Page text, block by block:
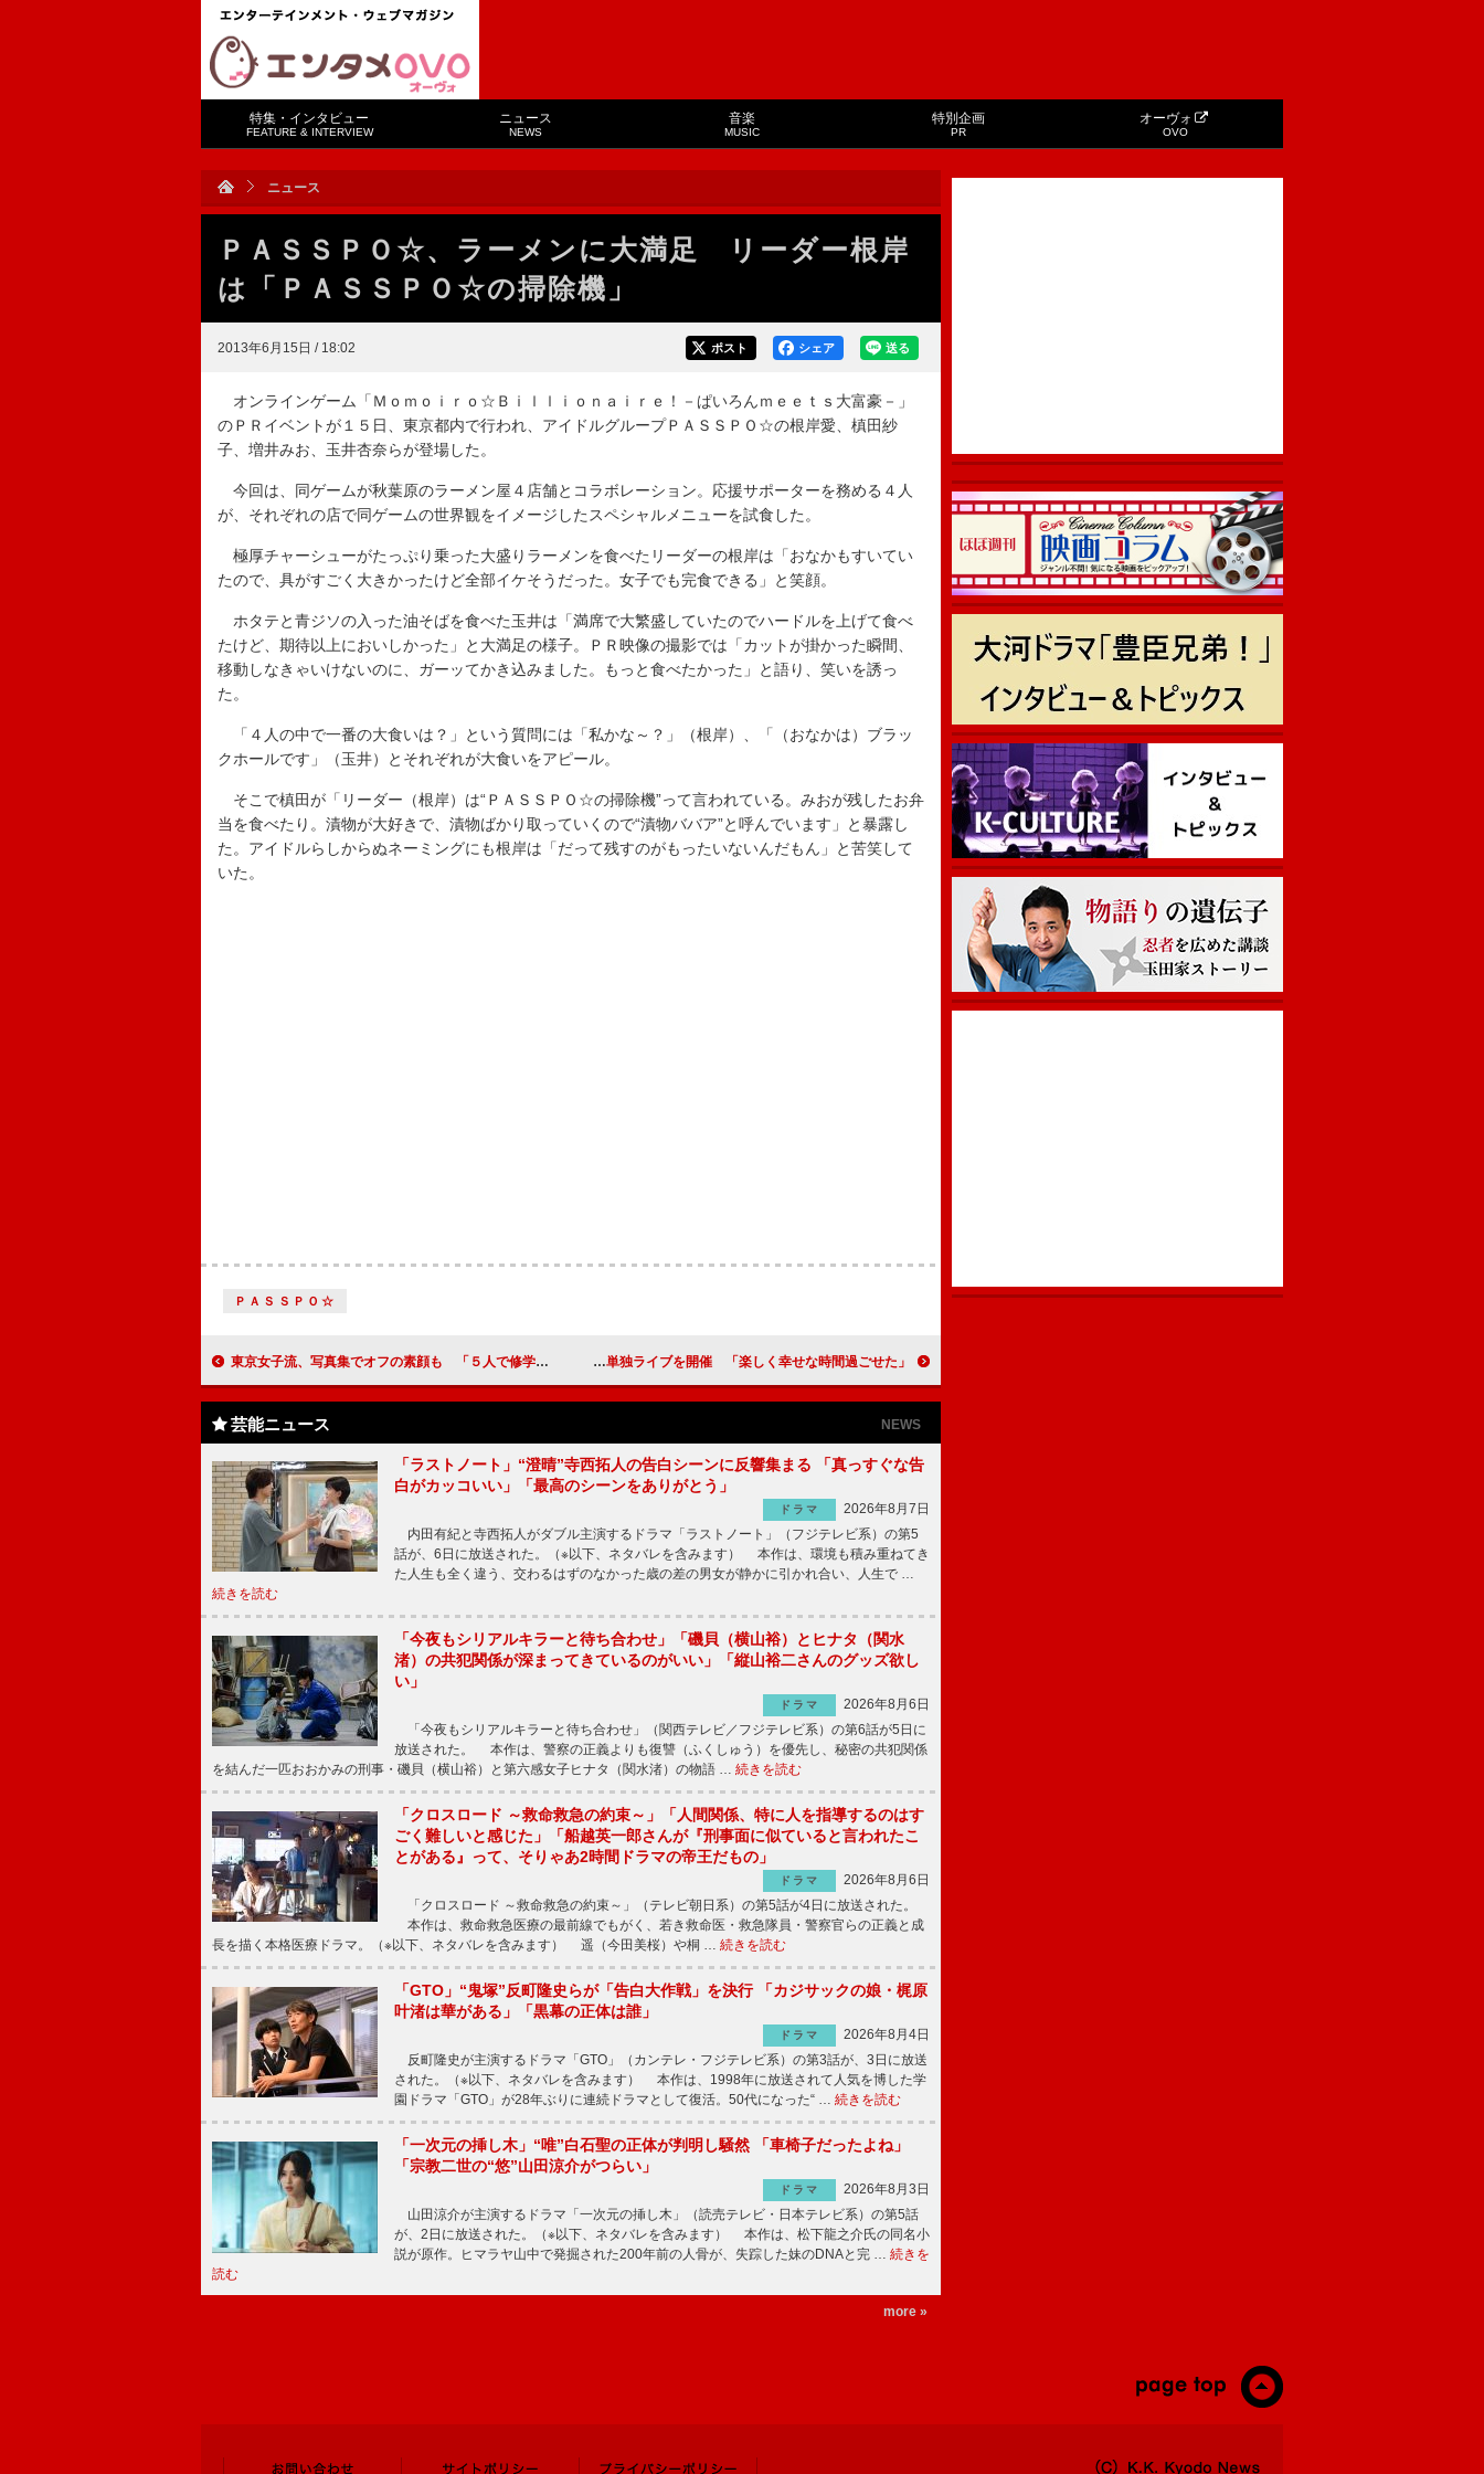
特集・インタビュー
FEATURE & INTERVIEW
ニュース
NEWS
音楽
MUSIC
特別企画
PR
オーヴォ
OVO
ニュース
ＰＡＳＳＰＯ☆、ラーメンに大満足 リーダー根岸
は「ＰＡＳＳＰＯ☆の掃除機」
2013年6月15日 / 18:02 送る
シェア
ポスト
オンラインゲーム「Ｍｏｍｏｉｒｏ☆Ｂｉｌｌｉｏｎａｉｒｅ！－ぱいろんｍｅｅｔｓ大富豪－」
のＰＲイベントが１５日、東京都内で行われ、アイドルグループＰＡＳＳＰＯ☆の根岸愛、槙田紗
子、増井みお、玉井杏奈らが登場した。
今回は、同ゲームが秋葉原のラーメン屋４店舗とコラボレーション。応援サポーターを務める４人
が、それぞれの店で同ゲームの世界観をイメージしたスペシャルメニューを試食した。
極厚チャーシューがたっぷり乗った大盛りラーメンを食べたリーダーの根岸は「おなかもすいてい
たので、具がすごく大きかったけど全部イケそうだった。女子でも完食できる」と笑顔。
ホタテと青ジソの入った油そばを食べた玉井は「満席で大繁盛していたのでハードルを上げて食べ
たけど、期待以上においしかった」と大満足の様子。ＰＲ映像の撮影では「カットが掛かった瞬間、
移動しなきゃいけないのに、ガーッてかき込みました。もっと食べたかった」と語り、笑いを誘っ
た。
「４人の中で一番の大食いは？」という質問には「私かな～？」（根岸）、「（おなかは）ブラッ
クホールです」（玉井）とそれぞれが大食いをアピール。
そこで槙田が「リーダー（根岸）は“ＰＡＳＳＰＯ☆の掃除機”って言われている。みおが残したお弁
当を食べたり。漬物が大好きで、漬物ばかり取っていくので“漬物ババア”と呼んでいます」と暴露し
た。アイドルらしからぬネーミングにも根岸は「だって残すのがもったいないんだもん」と苦笑して
いた。
ＰＡＳＳＰＯ☆
東京女子流、写真集でオフの素顔も 「５人で修学旅行に行くなら海外」 塩ノ谷早耶香が初の単独ライブを開催 「楽しく幸せな時間過ごせた」
芸能ニュース NEWS
「ラストノート」“澄晴”寺西拓人の告白シーンに反響集まる 「真っすぐな告
白がカッコいい」「最高のシーンをありがとう」
ドラマ
2026年8月7日
内田有紀と寺西拓人がダブル主演するドラマ「ラストノート」（フジテレビ系）の第5
話が、6日に放送された。（※以下、ネタバレを含みます） 本作は、環境も積み重ねてき
た人生も全く違う、交わるはずのなかった歳の差の男女が静かに引かれ合い、人生で …
続きを読む
「今夜もシリアルキラーと待ち合わせ」「磯貝（横山裕）とヒナタ（関水
渚）の共犯関係が深まってきているのがいい」「縦山裕二さんのグッズ欲し
い」
ドラマ
2026年8月6日
「今夜もシリアルキラーと待ち合わせ」（関西テレビ／フジテレビ系）の第6話が5日に
放送された。 本作は、警察の正義よりも復讐（ふくしゅう）を優先し、秘密の共犯関係
を結んだ一匹おおかみの刑事・磯貝（横山裕）と第六感女子ヒナタ（関水渚）の物語 … 続きを読む
「クロスロード ～救命救急の約束～」「人間関係、特に人を指導するのはす
ごく難しいと感じた」「船越英一郎さんが『刑事面に似ていると言われたこ
とがある』って、そりゃあ2時間ドラマの帝王だもの」
ドラマ
2026年8月6日
「クロスロード ～救命救急の約束～」（テレビ朝日系）の第5話が4日に放送された。
本作は、救命救急医療の最前線でもがく、若き救命医・救急隊員・警察官らの正義と成
長を描く本格医療ドラマ。（※以下、ネタバレを含みます） 遥（今田美桜）や桐 … 続きを読む
「GTO」“鬼塚”反町隆史らが「告白大作戦」を決行 「カジサックの娘・梶原
叶渚は華がある」「黒幕の正体は誰」
ドラマ
2026年8月4日
反町隆史が主演するドラマ「GTO」（カンテレ・フジテレビ系）の第3話が、3日に放送
された。（※以下、ネタバレを含みます） 本作は、1998年に放送されて人気を博した学
園ドラマ「GTO」が28年ぶりに連続ドラマとして復活。50代になった“ … 続きを読む
「一次元の挿し木」“唯”白石聖の正体が判明し騒然 「車椅子だったよね」
「宗教二世の“悠”山田涼介がつらい」
ドラマ
2026年8月3日
山田涼介が主演するドラマ「一次元の挿し木」（読売テレビ・日本テレビ系）の第5話
が、2日に放送された。（※以下、ネタバレを含みます） 本作は、松下龍之介氏の同名小
説が原作。ヒマラヤ山中で発掘された200年前の人骨が、失踪した妹のDNAと完 … 続きを
読む
more »